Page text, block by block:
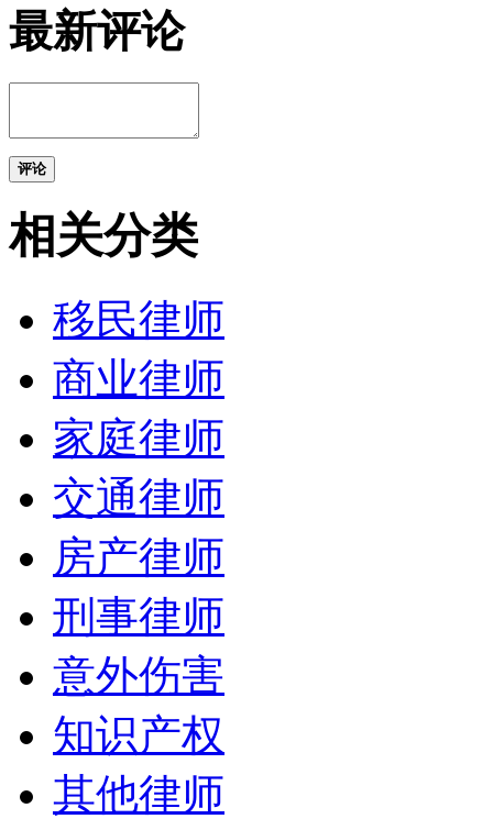
最新评论
评论
相关分类
移民律师
商业律师
家庭律师
交通律师
房产律师
刑事律师
意外伤害
知识产权
其他律师